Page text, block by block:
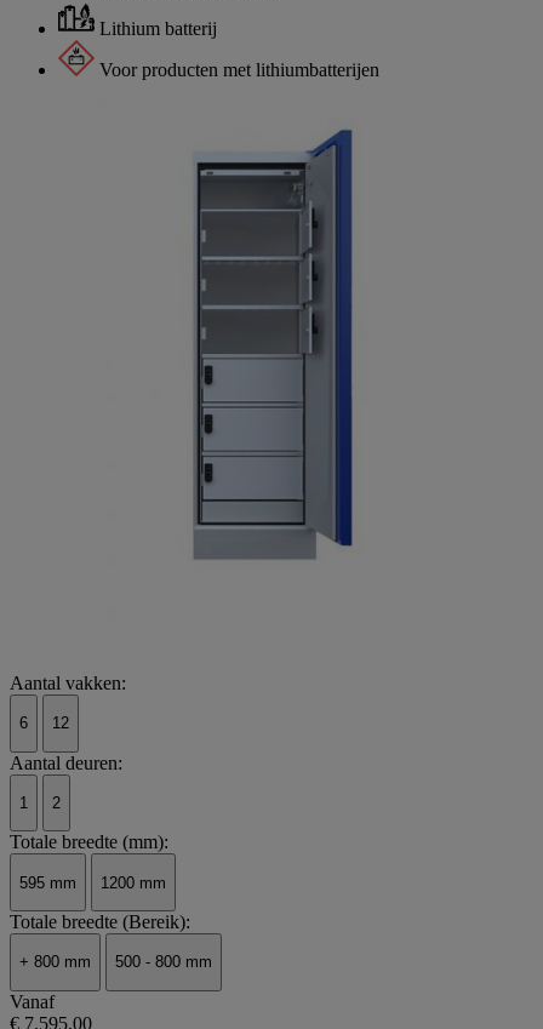
Lithium batterij
Voor producten met lithiumbatterijen
Aantal vakken:
6 12
Aantal deuren:
1 2
Totale breedte (mm):
595 mm 1200 mm
Totale breedte (Bereik):
+ 800 mm 500 - 800 mm
Vanaf
€ 7.595,00